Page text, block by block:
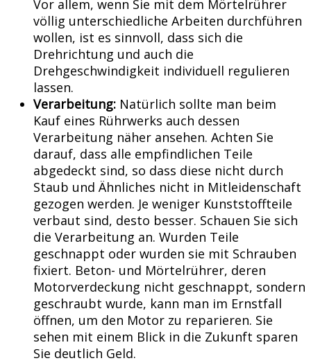
Vor allem, wenn Sie mit dem Mörtelrührer
völlig unterschiedliche Arbeiten durchführen
wollen, ist es sinnvoll, dass sich die
Drehrichtung und auch die
Drehgeschwindigkeit individuell regulieren
lassen.
Verarbeitung: Natürlich sollte man beim
Kauf eines Rührwerks auch dessen
Verarbeitung näher ansehen. Achten Sie
darauf, dass alle empfindlichen Teile
abgedeckt sind, so dass diese nicht durch
Staub und Ähnliches nicht in Mitleidenschaft
gezogen werden. Je weniger Kunststoffteile
verbaut sind, desto besser. Schauen Sie sich
die Verarbeitung an. Wurden Teile
geschnappt oder wurden sie mit Schrauben
fixiert. Beton- und Mörtelrührer, deren
Motorverdeckung nicht geschnappt, sondern
geschraubt wurde, kann man im Ernstfall
öffnen, um den Motor zu reparieren. Sie
sehen mit einem Blick in die Zukunft sparen
Sie deutlich Geld.